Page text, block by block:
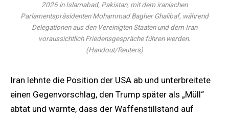
2026 in Islamabad, Pakistan, mit dem iranischen
Parlamentspräsidenten Mohammad Bagher Ghalibaf, während
Delegationen aus den Vereinigten Staaten und dem Iran
voraussichtlich Friedensgespräche führen werden.
(Handout/Reuters)
Iran lehnte die Position der USA ab und unterbreitete
einen Gegenvorschlag, den Trump später als „Müll“
abtat und warnte, dass der Waffenstillstand auf